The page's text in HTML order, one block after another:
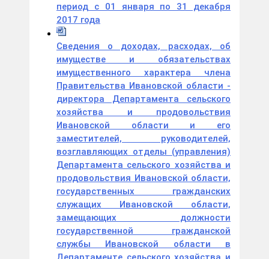
период с 01 января по 31 декабря
2017 года
Сведения о доходах, расходах, об
имуществе и обязательствах
имущественного характера члена
Правительства Ивановской области -
директора Департамента сельского
хозяйства и продовольствия
Ивановской области и его
заместителей, руководителей,
возглавляющих отделы (управления)
Департамента сельского хозяйства и
продовольствия Ивановской области,
государственных гражданских
служащих Ивановской области,
замещающих должности
государственной гражданской
службы Ивановской области в